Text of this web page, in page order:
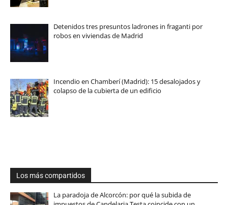
Detenidos tres presuntos ladrones in fraganti por
robos en viviendas de Madrid
Incendio en Chamberí (Madrid): 15 desalojados y
colapso de la cubierta de un edificio
Los más compartidos
La paradoja de Alcorcón: por qué la subida de